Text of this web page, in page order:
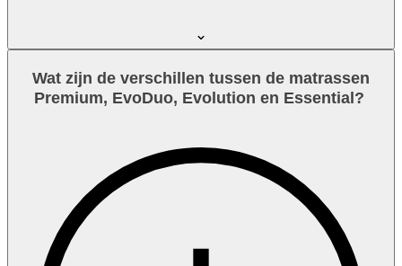
Wat zijn de verschillen tussen de matrassen
Premium, EvoDuo, Evolution en Essential?